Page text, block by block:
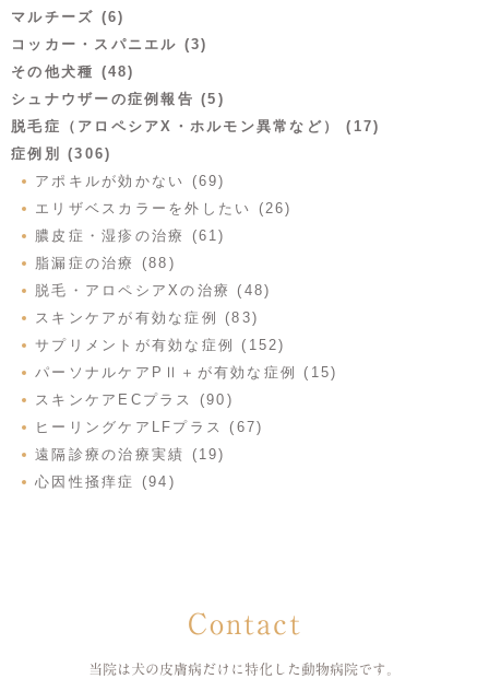
マルチーズ (6)
コッカー・スパニエル (3)
その他犬種 (48)
シュナウザーの症例報告 (5)
脱毛症（アロペシアX・ホルモン異常など） (17)
症例別 (306)
アポキルが効かない (69)
エリザベスカラーを外したい (26)
膿皮症・湿疹の治療 (61)
脂漏症の治療 (88)
脱毛・アロペシアXの治療 (48)
スキンケアが有効な症例 (83)
サプリメントが有効な症例 (152)
パーソナルケアPⅡ＋が有効な症例 (15)
スキンケアECプラス (90)
ヒーリングケアLFプラス (67)
遠隔診療の治療実績 (19)
心因性掻痒症 (94)
Contact
当院は犬の皮膚病だけに特化した 動物病院です。